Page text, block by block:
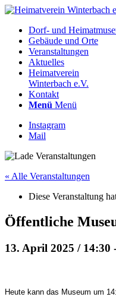
Dorf- und
Gebäude und Orte
Veranstaltungen
Aktuelles
Heimatverein
Winterbach e.V.
Kontakt
Menü Menü
Instagram
Mail
« Alle Veranstaltungen
Diese Veranstaltung
Öffentliche
13. April 2025 / 14:30
Heute kann das Museum um